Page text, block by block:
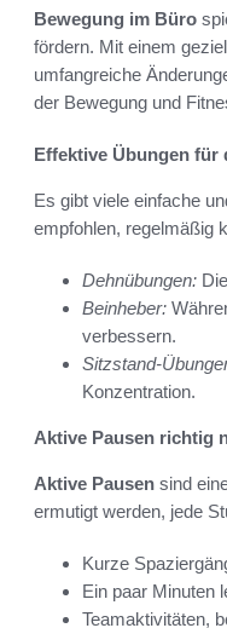
Bewegung im Büro
fördern. Mit einem
umfangreiche
der Bewegung und
Effektive Übungen für
Es gibt viele einfache
empfohlen, regelmäßig
Dehnübungen:
Beinheber:
verbessern.
Sitzstand-
Konzentration.
Aktive Pausen richtig
Aktive Pausen sind
ermutigt werden, jede
Kurze
Ein paar Minuten
Teamaktivitäten,